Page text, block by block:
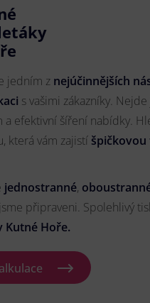
jedním z nejúčinnějších
s vašimi zákazníky.
efektivní šíření nabídky.
která vám zajistí
jednostranné,
připraveni. Spolehlivý
Kutné Hoře.